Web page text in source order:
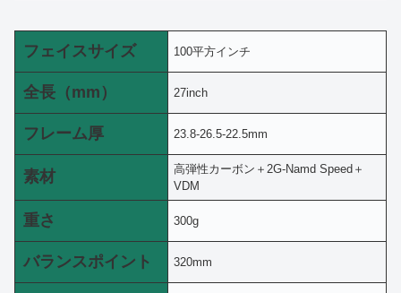
フェイスサイズ 100平方インチ
全長（mm） 27inch
フレーム厚 23.8-26.5-22.5mm
素材
高弾性カーボン＋2G-Namd Speed＋
VDM
重さ 300g
バランスポイント 320mm